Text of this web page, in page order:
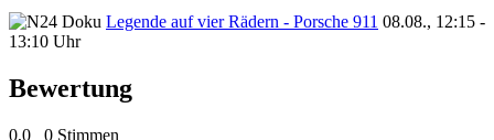
Legende auf vier Rädern - Porsche 911 08.08., 12:15 -
13:10 Uhr
Bewertung
0,0 0 Stimmen